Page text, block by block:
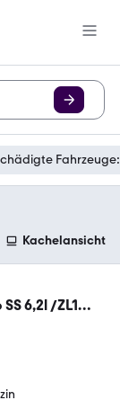
Kachelansicht
6,2l /ZL1